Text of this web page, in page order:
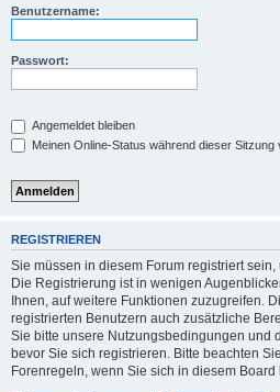
Benutzername:
Passwort:
Angemeldet bleiben
Meinen Online-Status während dieser Sitzung
REGISTRIEREN
Sie müssen in diesem Forum registriert sein,
Die Registrierung ist in wenigen
Ihnen, auf weitere Funktionen zuzugreifen.
registrierten Benutzern auch zusätzliche
Sie bitte unsere Nutzungsbedingungen und
bevor Sie sich registrieren. Bitte beachten
Forenregeln, wenn Sie sich in diesem Board